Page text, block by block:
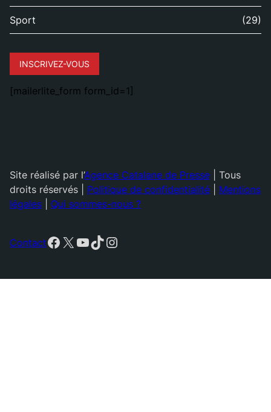
Sport (29)
INSCRIVEZ-VOUS
[mailerlite_form form_id=1]
Site réalisé par l’Agence Catalane de Presse | Tous
droits réservés | Politique de confidentialité
Mentions
légales
Qui sommes-nous ?
ContactFacebook
X YouTube
TikTok
Instagram